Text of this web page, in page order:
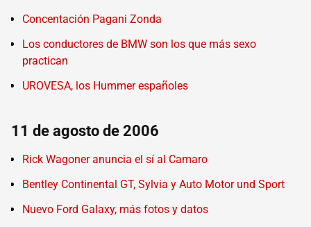
Concentación Pagani Zonda
Los conductores de BMW son los que más sexo
practican
UROVESA, los Hummer españoles
11 de agosto de 2006
Rick Wagoner anuncia el sí al Camaro
Bentley Continental GT, Sylvia y Auto Motor und Sport
Nuevo Ford Galaxy, más fotos y datos